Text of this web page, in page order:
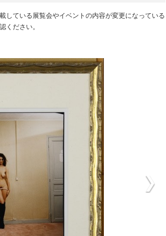
している展覧会やイベントの内容が変更になっている
ください。